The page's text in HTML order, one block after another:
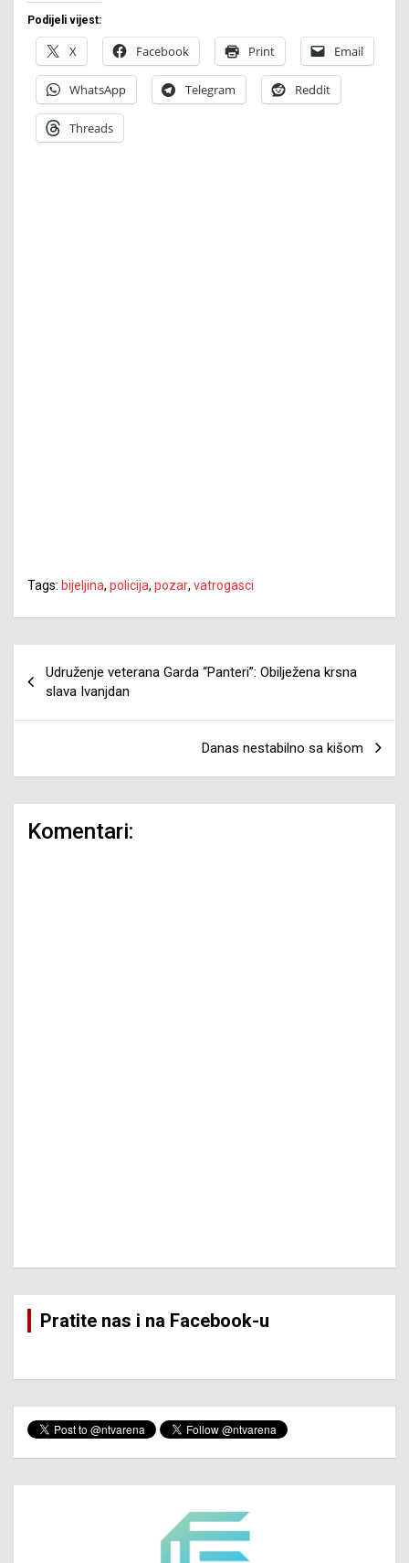
Podijeli vijest:
X Facebook Print Email
WhatsApp Telegram Reddit
Threads
Tags: bijeljina, policija, pozar, vatrogasci
članaka
Udruženje veterana Garda “Panteri”: Obilježena krsna
slava Ivanjdan
Danas nestabilno sa kišom
Komentari:
Pratite nas i na Facebook-u